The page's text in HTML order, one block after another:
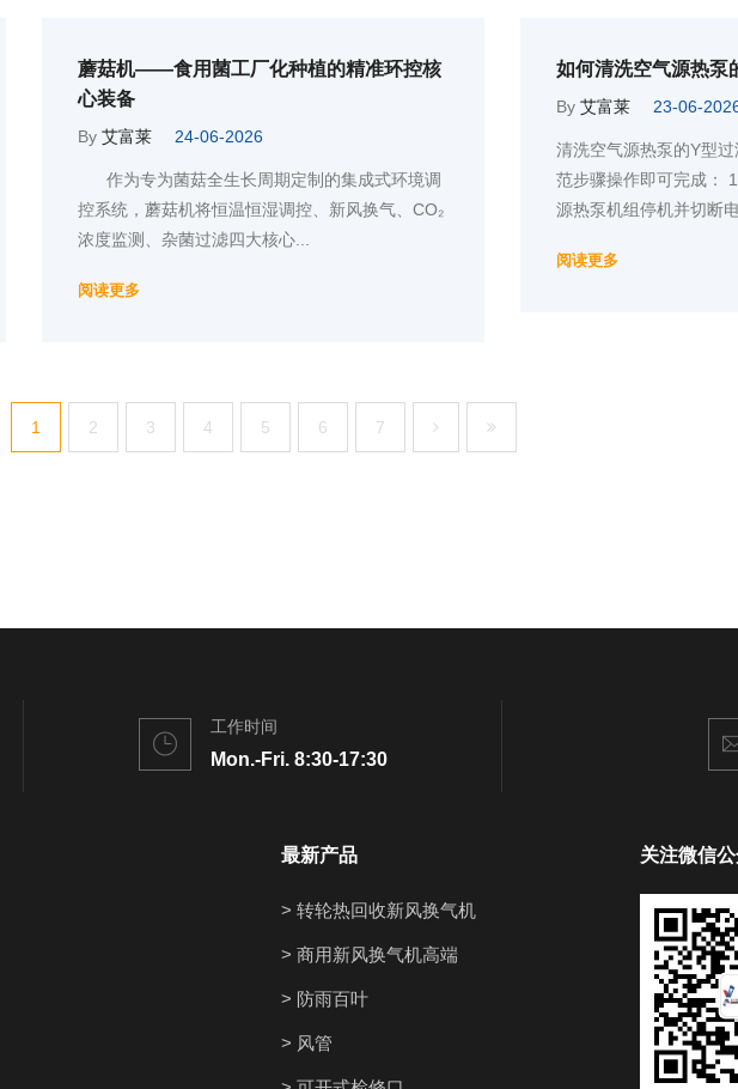
蘑菇机——食用菌工厂化种植的精准环控核
心装备
By 艾富莱 24-06-2026
作为专为菌菇全生长周期定制的集成式环境调
控系统，蘑菇机将恒温恒湿调控、新风换气、CO₂
浓度监测、杂菌过滤四大核心...
阅读更多
如何清洗空气源热泵
By 艾富莱 23-06-
清洗空气源热泵的Y型
范步骤操作即可完成：
源热泵机组停机并切断电
阅读更多
1 2 3 4 5 6 7
工作时间
Mon.-Fri. 8:30-17:30
最新产品
> 转轮热回收新风换气机
> 商用新风换气机高端
> 防雨百叶
> 风管
关注微信